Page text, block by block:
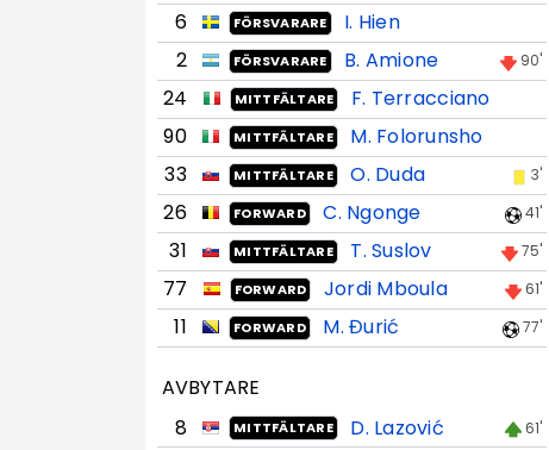
6
FÖRSVARARE
I. Hien
2
FÖRSVARARE B. Amione 90'
24 MITTFÄLTARE
F. Terracciano
90
MITTFÄLTARE
M. Folorunsho
33
MITTFÄLTARE O. Duda 3'
26 FORWARD C. Ngonge 41'
31 MITTFÄLTARE T. Suslov 75'
77 FORWARD Jordi Mboula 61'
11 FORWARD M. Đurić 77'
AVBYTARE
8
MITTFÄLTARE D. Lazović 61'